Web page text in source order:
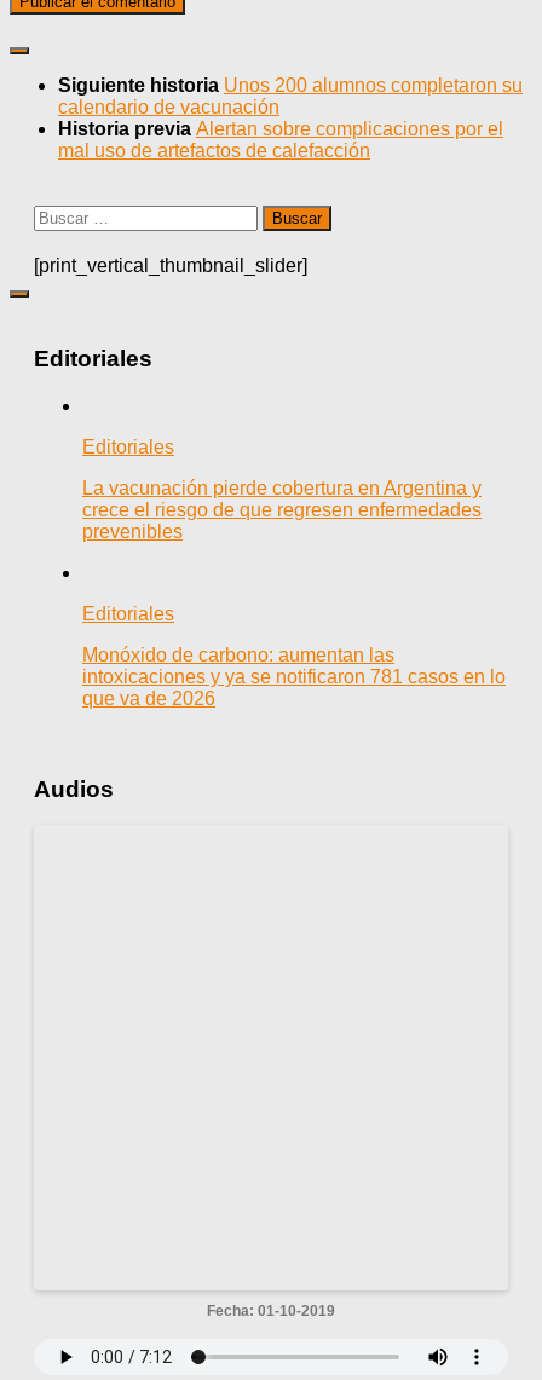
Siguiente historia Unos 200 alumnos completaron su
calendario de vacunación
Historia previa Alertan sobre complicaciones por el
mal uso de artefactos de calefacción
Buscar:
[print_vertical_thumbnail_slider]
Editoriales
Editoriales
La vacunación pierde cobertura en Argentina y
crece el riesgo de que regresen enfermedades
prevenibles
Editoriales
Monóxido de carbono: aumentan las
intoxicaciones y ya se notificaron 781 casos en lo
que va de 2026
Audios
Fecha: 01-10-2019